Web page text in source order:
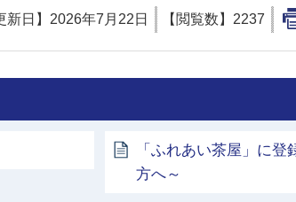
新日】 2026年7月22日 【閲覧数】 2237
「ふれあい茶屋」に
方へ～